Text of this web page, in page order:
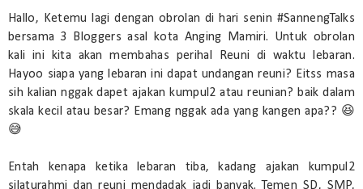
Hallo, Ketemu lagi dengan obrolan di hari senin #SannengTalks
bersama 3 Bloggers asal kota Anging Mamiri. Untuk obrolan
kali ini kita akan membahas perihal Reuni di waktu lebaran.
Hayoo siapa yang lebaran ini dapat undangan reuni? Eitss masa
sih kalian nggak dapet ajakan kumpul2 atau reunian? baik dalam
skala kecil atau besar? Emang nggak ada yang kangen apa?? 😆
😅
Entah kenapa ketika lebaran tiba, kadang ajakan kumpul2
silaturahmi dan reuni mendadak jadi banyak. Temen SD, SMP,